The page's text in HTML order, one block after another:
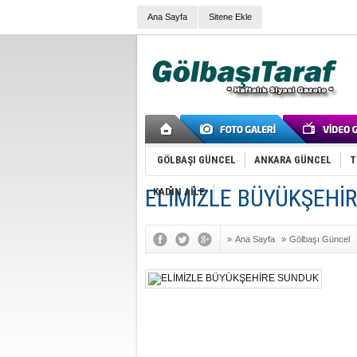
Ana Sayfa Sitene Ekle
GÖLBAŞI GÜNCEL ANKARA GÜNCEL
KADIN AİLE
ELİMİZLE
» Ana Sayfa » Gölbaşı Güncel